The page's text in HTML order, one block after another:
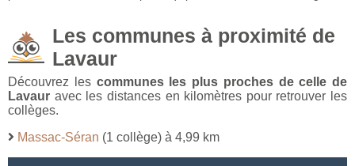
Les communes à proximité de
Lavaur
Découvrez les communes les plus proches de celle de
Lavaur avec les distances en kilomètres pour retrouver les
collèges.
Massac-Séran (1 collège) à 4,99 km